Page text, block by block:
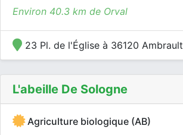
Environ 40.3 km de Orval
23 Pl. de l'Église à 36120 Ambrault
L'abeille De Sologne
Agriculture biologique (AB)